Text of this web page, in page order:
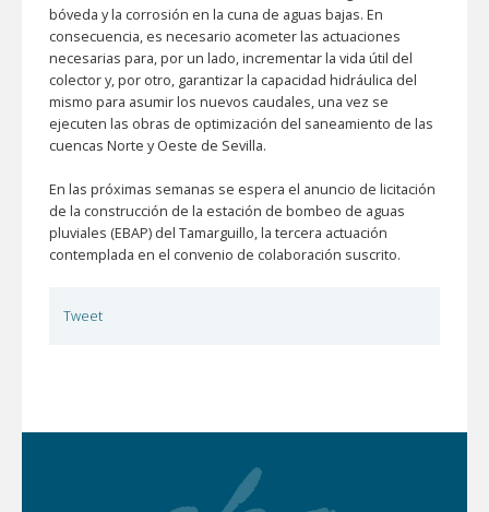
bóveda y la corrosión en la cuna de aguas bajas. En
consecuencia, es necesario acometer las actuaciones
necesarias para, por un lado, incrementar la vida útil del
colector y, por otro, garantizar la capacidad hidráulica del
mismo para asumir los nuevos caudales, una vez se
ejecuten las obras de optimización del saneamiento de las
cuencas Norte y Oeste de Sevilla.
En las próximas semanas se espera el anuncio de licitación
de la construcción de la estación de bombeo de aguas
pluviales (EBAP) del Tamarguillo, la tercera actuación
contemplada en el convenio de colaboración suscrito.
Tweet